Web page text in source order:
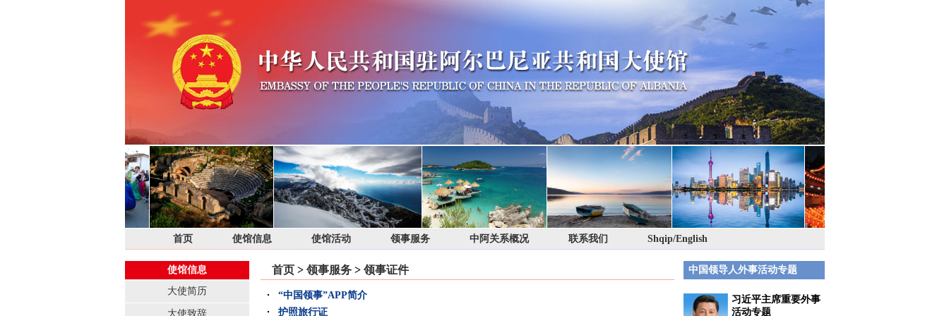
首页 使馆信息 使馆活动 领事服务 中阿关系概况 联系我们 Shqip/English
使馆信息
大使简历
大使致辞
首页> 领事服务> 领事证件
“中国领事”APP简介
护照旅行证
中国领导人外事活动专题
习近平主席重要外事
活动专题